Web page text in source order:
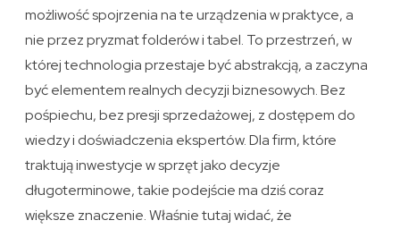
możliwość spojrzenia na te urządzenia w praktyce, a
nie przez pryzmat folderów i tabel. To przestrzeń, w
której technologia przestaje być abstrakcją, a zaczyna
być elementem realnych decyzji biznesowych. Bez
pośpiechu, bez presji sprzedażowej, z dostępem do
wiedzy i doświadczenia ekspertów. Dla firm, które
traktują inwestycje w sprzęt jako decyzje
długoterminowe, takie podejście ma dziś coraz
większe znaczenie. Właśnie tutaj widać, że